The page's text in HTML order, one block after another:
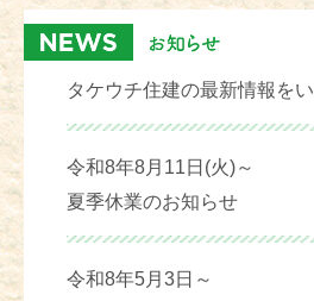
タケウチ住建の最新情報を
令和8年8月11日(火)～
夏季休業のお知らせ
令和8年5月3日～